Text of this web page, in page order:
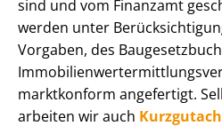
sind und vom Finanzamt
werden unter
Vorgaben, des
marktkonform angefertigt.
arbeiten wir auch